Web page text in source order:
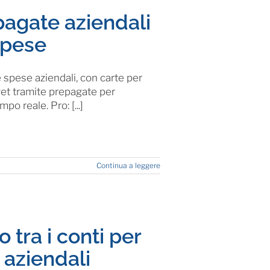
aziendali
aziendali, con carte per
tramite prepagate per
reale. Pro: [...]
Continua a leggere
tra i conti per